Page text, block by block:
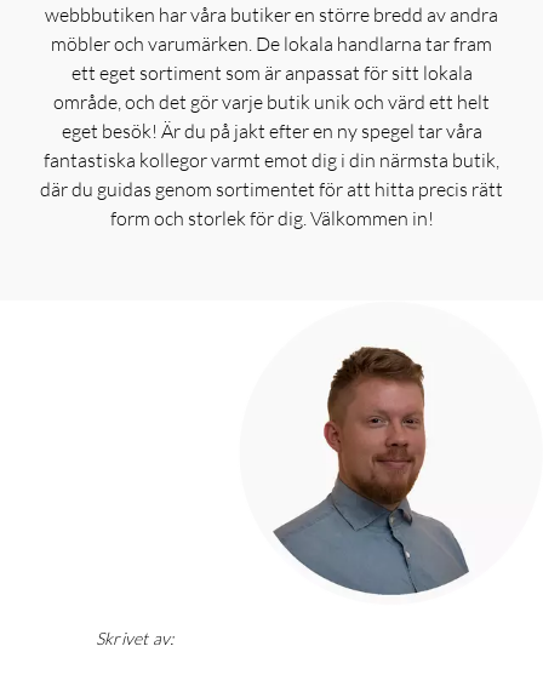
webbbutiken har våra butiker en större bredd av andra
möbler och varumärken. De lokala handlarna tar fram
ett eget sortiment som är anpassat för sitt lokala
område, och det gör varje butik unik och värd ett helt
eget besök! Är du på jakt efter en ny spegel tar våra
fantastiska kollegor varmt emot dig i din närmsta butik,
där du guidas genom sortimentet för att hitta precis rätt
form och storlek för dig. Välkommen in!
Skrivet av: